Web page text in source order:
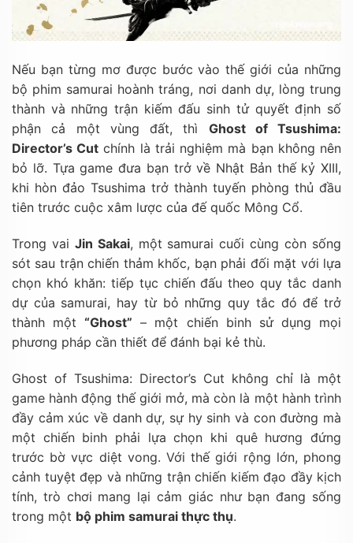
Nếu bạn từng mơ được bước vào thế giới của những
bộ phim samurai hoành tráng, nơi danh dự, lòng trung
thành và những trận kiếm đấu sinh tử quyết định số
phận cả một vùng đất, thì Ghost of Tsushima:
Director’s Cut chính là trải nghiệm mà bạn không nên
bỏ lỡ. Tựa game đưa bạn trở về Nhật Bản thế kỷ XIII,
khi hòn đảo Tsushima trở thành tuyến phòng thủ đầu
tiên trước cuộc xâm lược của đế quốc Mông Cổ.
Trong vai Jin Sakai, một samurai cuối cùng còn sống
sót sau trận chiến thảm khốc, bạn phải đối mặt với lựa
chọn khó khăn: tiếp tục chiến đấu theo quy tắc danh
dự của samurai, hay từ bỏ những quy tắc đó để trở
thành một“Ghost” – một chiến binh sử dụng mọi
phương pháp cần thiết để đánh bại kẻ thù.
Ghost of Tsushima: Director’s Cut không chỉ là một
game hành động thế giới mở, mà còn là một hành trình
đầy cảm xúc về danh dự, sự hy sinh và con đường mà
một chiến binh phải lựa chọn khi quê hương đứng
trước bờ vực diệt vong. Với thế giới rộng lớn, phong
cảnh tuyệt đẹp và những trận chiến kiếm đạo đầy kịch
tính, trò chơi mang lại cảm giác như bạn đang sống
trong một bộ phim samurai thực thụ.